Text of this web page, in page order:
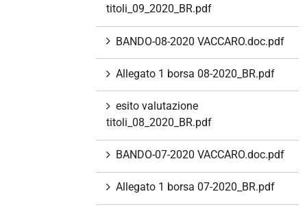
titoli_09_2020_BR.pdf
BANDO-08-2020 VACCARO.doc.pdf
Allegato 1 borsa 08-2020_BR.pdf
esito valutazione
titoli_08_2020_BR.pdf
BANDO-07-2020 VACCARO.doc.pdf
Allegato 1 borsa 07-2020_BR.pdf